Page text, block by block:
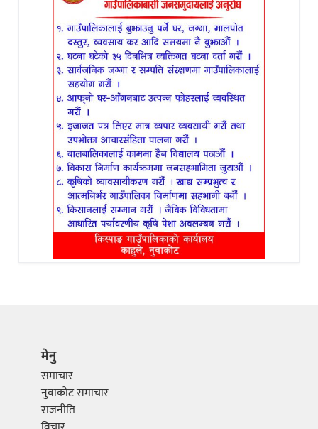
मेनु
समाचार
नुवाकोट समाचार
राजनीति